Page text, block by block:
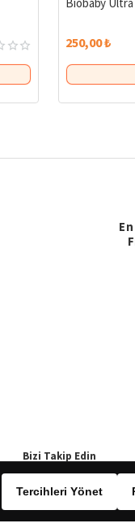
250,00 ₺
Bizi Takip Edin
Tercihleri Yönet